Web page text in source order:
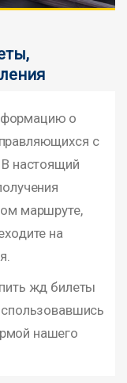
о
с
В настоящий
маршруте,
на
жд билеты
нашего